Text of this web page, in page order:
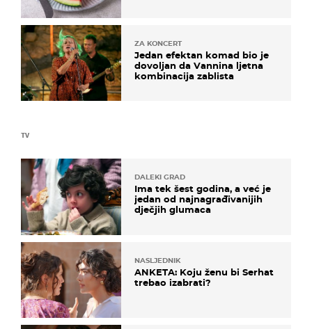
TV
DALEKI GRAD
Ima tek šest godina, a već je
jedan od najnagrađivanijih
dječjih glumaca
NASLJEDNIK
ANKETA: Koju ženu bi Serhat
trebao izabrati?
ZA KONCERT
Jedan efektan komad bio je
dovoljan da Vannina ljetna
kombinacija zablista